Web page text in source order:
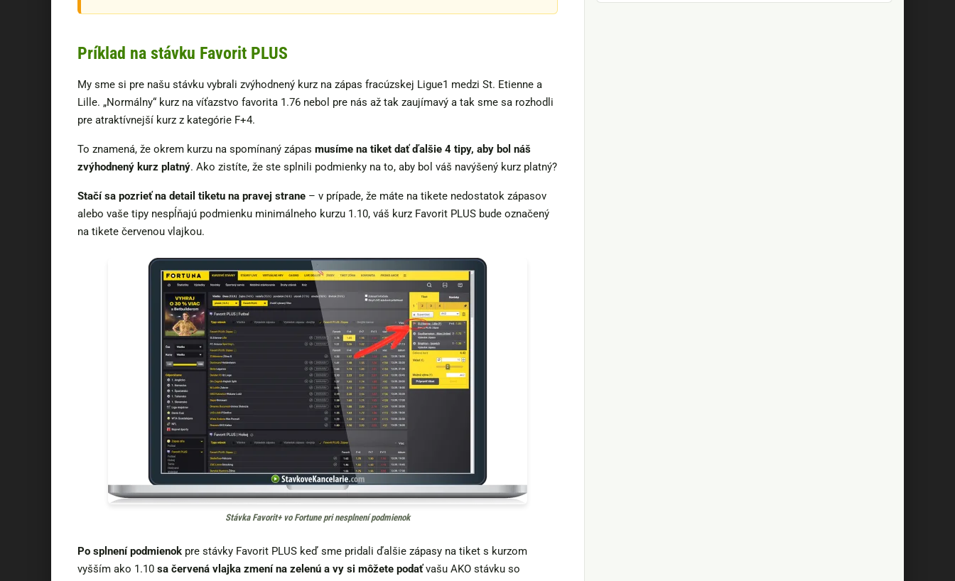
Príklad na stávku Favorit PLUS
My sme si pre našu stávku vybrali zvýhodnený kurz na zápas fracúzskej Ligue1 medzi St. Etienne a
Lille. „Normálny“ kurz na víťazstvo favorita 1.76 nebol pre nás až tak zaujímavý a tak sme sa rozhodli
pre atraktívnejší kurz z kategórie F+4.
To znamená, že okrem kurzu na spomínaný zápas musíme na tiket dať ďalšie 4 tipy, aby bol náš
zvýhodnený kurz platný. Ako zistíte, že ste splnili podmienky na to, aby bol váš navýšený kurz platný?
Stačí sa pozrieť na detail tiketu na pravej strane – v prípade, že máte na tikete nedostatok zápasov
alebo vaše tipy nespĺňajú podmienku minimálneho kurzu 1.10, váš kurz Favorit PLUS bude označený
na tikete červenou vlajkou.
Stávka Favorit+ vo Fortune pri nesplnení podmienok
Po splnení podmienok pre stávky Favorit PLUS keď sme pridali ďalšie zápasy na tiket s kurzom
vyšším ako 1.10 sa červená vlajka zmení na zelenú a vy si môžete podaťvašu AKO stávku so